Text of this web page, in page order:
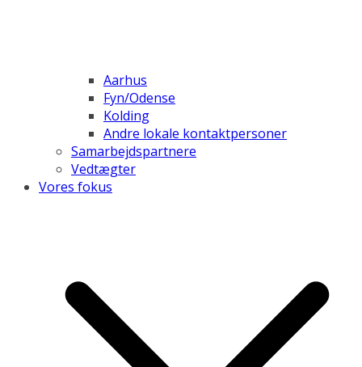
Aarhus
Fyn/Odense
Kolding
Andre lokale kontaktpersoner
Samarbejdspartnere
Vedtægter
Vores fokus